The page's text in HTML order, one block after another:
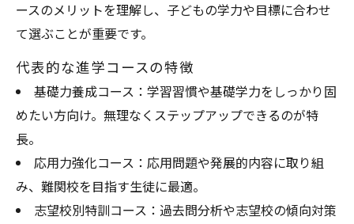
ースのメリットを理解し、子どもの学力や目標に合わせ
て選ぶことが重要です。
代表的な進学コースの特徴
基礎力養成コース：学習習慣や基礎学力をしっかり固
めたい方向け。無理なくステップアップできるのが特
長。
応用力強化コース：応用問題や発展的内容に取り組
み、難関校を目指す生徒に最適。
志望校別特訓コース：過去問分析や志望校の傾向対策